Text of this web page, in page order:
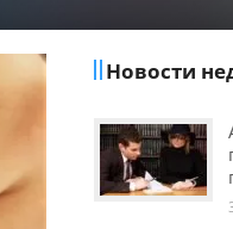
Новости